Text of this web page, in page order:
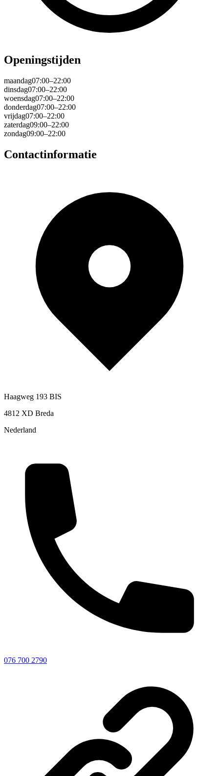
Openingstijden
maandag07:00–22:00
dinsdag07:00–22:00
woensdag07:00–22:00
donderdag07:00–22:00
vrijdag07:00–22:00
zaterdag09:00–22:00
zondag09:00–22:00
Contactinformatie
Haagweg 193 BIS
4812 XD Breda
Nederland
076 700 2790